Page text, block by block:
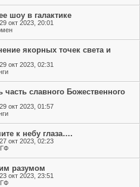
шоу в галактике
29 окт 2023, 20:01
якорных точек света и
29 окт 2023, 02:31
славного Божественного
29 окт 2023, 01:57
к небу глаза….
27 окт 2023, 02:23
разумом
23 окт 2023, 23:51